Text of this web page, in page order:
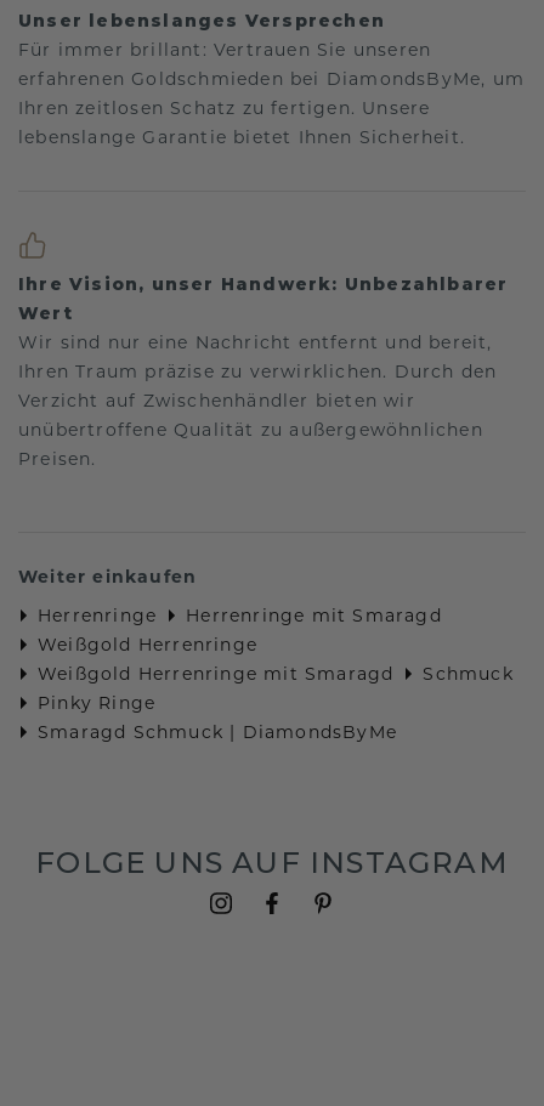
Unser lebenslanges Versprechen
Für immer brillant: Vertrauen Sie unseren
erfahrenen Goldschmieden bei DiamondsByMe, um
Ihren zeitlosen Schatz zu fertigen. Unsere
lebenslange Garantie bietet Ihnen Sicherheit.
Ihre Vision, unser Handwerk: Unbezahlbarer
Wert
Wir sind nur eine Nachricht entfernt und bereit,
Ihren Traum präzise zu verwirklichen. Durch den
Verzicht auf Zwischenhändler bieten wir
unübertroffene Qualität zu außergewöhnlichen
Preisen.
Weiter einkaufen
Herrenringe
Herrenringe mit Smaragd
Weißgold Herrenringe
Weißgold Herrenringe mit Smaragd
Schmuck
Pinky Ringe
Smaragd Schmuck | DiamondsByMe
FOLGE UNS AUF INSTAGRAM